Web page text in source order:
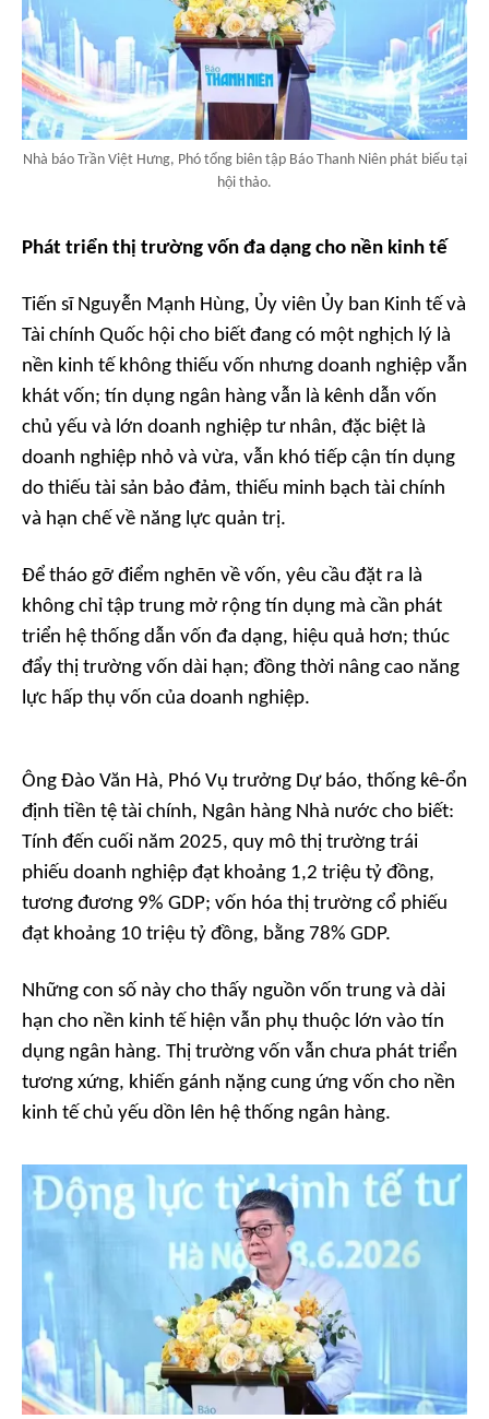
Nhà báo Trần Việt Hưng, Phó tổng biên tập Báo Thanh Niên phát biểu tại
hội thảo.
Phát triển thị trường vốn đa dạng cho nền kinh tế
Tiến sĩ Nguyễn Mạnh Hùng, Ủy viên Ủy ban Kinh tế và
Tài chính Quốc hội cho biết đang có một nghịch lý là
nền kinh tế không thiếu vốn nhưng doanh nghiệp vẫn
khát vốn; tín dụng ngân hàng vẫn là kênh dẫn vốn
chủ yếu và lớn doanh nghiệp tư nhân, đặc biệt là
doanh nghiệp nhỏ và vừa, vẫn khó tiếp cận tín dụng
do thiếu tài sản bảo đảm, thiếu minh bạch tài chính
và hạn chế về năng lực quản trị.
Để tháo gỡ điểm nghẽn về vốn, yêu cầu đặt ra là
không chỉ tập trung mở rộng tín dụng mà cần phát
triển hệ thống dẫn vốn đa dạng, hiệu quả hơn; thúc
đẩy thị trường vốn dài hạn; đồng thời nâng cao năng
lực hấp thụ vốn của doanh nghiệp.
Ông Đào Văn Hà, Phó Vụ trưởng Dự báo, thống kê-ổn
định tiền tệ tài chính, Ngân hàng Nhà nước cho biết:
Tính đến cuối năm 2025, quy mô thị trường trái
phiếu doanh nghiệp đạt khoảng 1,2 triệu tỷ đồng,
tương đương 9% GDP; vốn hóa thị trường cổ phiếu
đạt khoảng 10 triệu tỷ đồng, bằng 78% GDP.
Những con số này cho thấy nguồn vốn trung và dài
hạn cho nền kinh tế hiện vẫn phụ thuộc lớn vào tín
dụng ngân hàng. Thị trường vốn vẫn chưa phát triển
tương xứng, khiến gánh nặng cung ứng vốn cho nền
kinh tế chủ yếu dồn lên hệ thống ngân hàng.